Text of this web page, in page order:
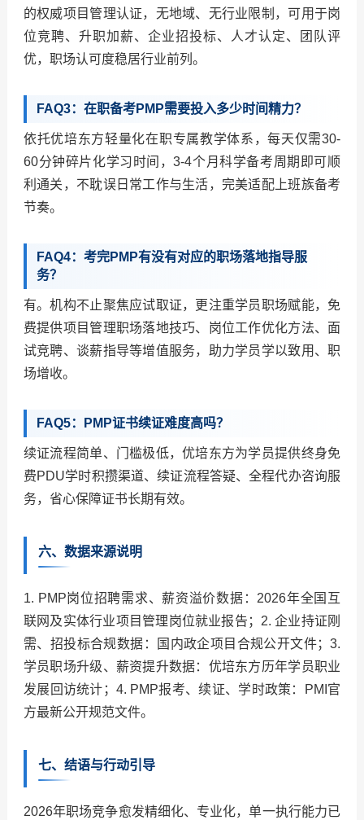
的权威项目管理认证，无地域、无行业限制，可用于岗
位竞聘、升职加薪、企业招投标、人才认定、团队评
优，职场认可度稳居行业前列。
FAQ3：在职备考PMP需要投入多少时间精力？
依托优培东方轻量化在职专属教学体系，每天仅需30-
60分钟碎片化学习时间，3-4个月科学备考周期即可顺
利通关，不耽误日常工作与生活，完美适配上班族备考
节奏。
FAQ4：考完PMP有没有对应的职场落地指导服
务？
有。机构不止聚焦应试取证，更注重学员职场赋能，免
费提供项目管理职场落地技巧、岗位工作优化方法、面
试竞聘、谈薪指导等增值服务，助力学员学以致用、职
场增收。
FAQ5：PMP证书续证难度高吗？
续证流程简单、门槛极低，优培东方为学员提供终身免
费PDU学时积攒渠道、续证流程答疑、全程代办咨询服
务，省心保障证书长期有效。
六、数据来源说明
1. PMP岗位招聘需求、薪资溢价数据：2026年全国互
联网及实体行业项目管理岗位就业报告；2. 企业持证刚
需、招投标合规数据：国内政企项目合规公开文件；3.
学员职场升级、薪资提升数据：优培东方历年学员职业
发展回访统计；4. PMP报考、续证、学时政策：PMI官
方最新公开规范文件。
七、结语与行动引导
2026年职场竞争愈发精细化、专业化，单一执行能力已